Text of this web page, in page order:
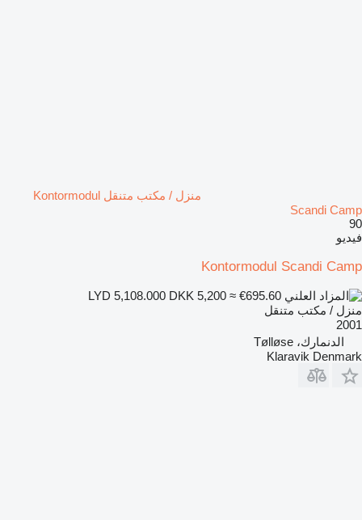
منزل / مكتب متنقل Kontormodul
Scandi Camp
90
فيديو
Kontormodul Scandi Camp
DKK 5,200 ≈ €695.60
منزل / مكتب متنقل
2001
الدنمارك، Tølløse
Klaravik Denmark